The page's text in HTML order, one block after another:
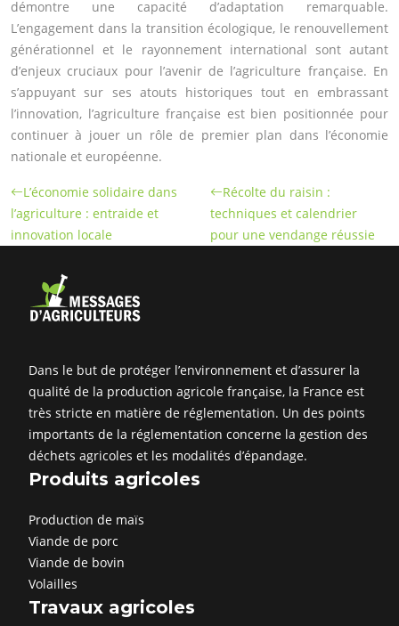
démontre une capacité d’adaptation remarquable.
L’engagement dans la transition écologique, le renouvellement
générationnel et le rayonnement international sont autant
d’enjeux cruciaux pour l’avenir de l’agriculture française. En
s’appuyant sur ses atouts historiques tout en embrassant
l’innovation, l’agriculture française est bien positionnée pour
continuer à jouer un rôle de premier plan dans l’économie
nationale et européenne.
L’économie solidaire dans
l’agriculture : entraide et
innovation locale
Récolte du raisin :
techniques et calendrier
pour une vendange réussie
Dans le but de protéger l’environnement et d’assurer la
qualité de la production agricole française, la France est
très stricte en matière de réglementation. Un des points
importants de la réglementation concerne la gestion des
déchets agricoles et les modalités d’épandage.
Produits agricoles
Production de maïs
Viande de porc
Viande de bovin
Volailles
Travaux agricoles